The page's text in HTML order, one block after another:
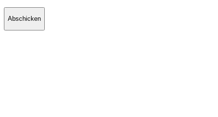
Abschicken